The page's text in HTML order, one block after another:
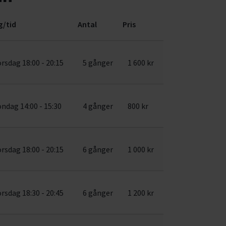
tid Antal Pris
18:00 - 20:15 5 gånger 1 600 kr
14:00 - 15:30 4 gånger 800 kr
18:00 - 20:15 6 gånger 1 000 kr
18:30 - 20:45 6 gånger 1 200 kr